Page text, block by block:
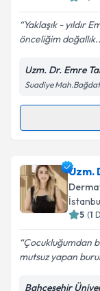
Kişisel
Metni
Yaklaşık - yıldır
önceliğim
Uzm. Dr. Emre
Suadiye
Randevu
Uzm. Dr.
oluşturun.
takvim
Uzm.
5 (1
Çocukluğumdan
mutsuz yapan
Bahçeşehir